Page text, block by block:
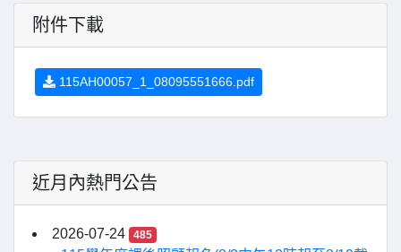
附件下載
115AH00057_1_08095551666.pdf
近月內熱門公告
2026-07-24 485